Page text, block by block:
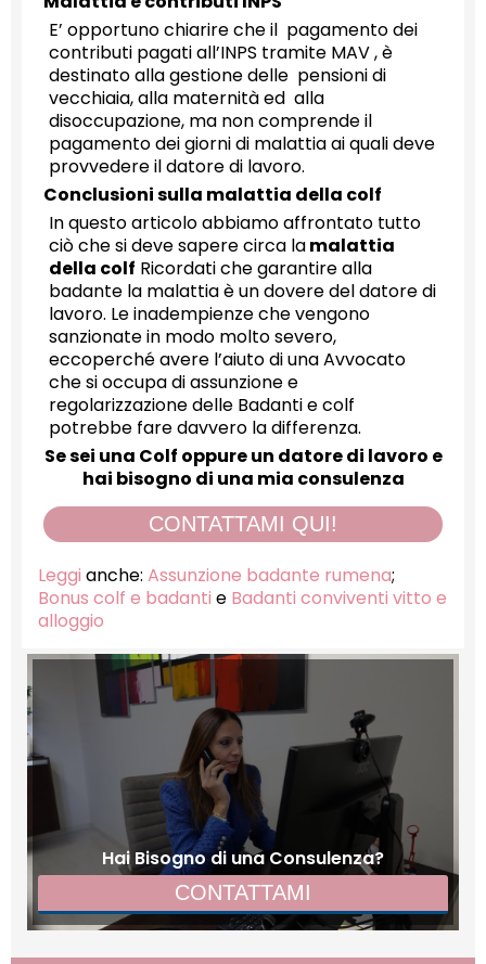
E’ opportuno chiarire che il pagamento dei
contributi pagati all’INPS tramite MAV , è
destinato alla gestione delle pensioni di
vecchiaia, alla maternità ed alla
disoccupazione, ma non comprende il
pagamento dei giorni di malattia ai quali deve
provvedere il datore di lavoro.
Conclusioni sulla malattia della colf
In questo articolo abbiamo affrontato tutto
ciò che si deve sapere circa lamalattia
della colf Ricordati che garantire alla
badante la malattia è un dovere del datore di
lavoro. Le inadempienze che vengono
sanzionate in modo molto severo,
eccoperché avere l’aiuto di una Avvocato
che si occupa di assunzione e
regolarizzazione delle Badanti e colf
potrebbe fare davvero la differenza.
Se sei una Colf oppure un datore di lavoro e
hai bisogno di una mia consulenza
CONTATTAMI QUI!
Leggi anche: Assunzione badante rumena;
Bonus colf e badanti e Badanti conviventi vitto e
alloggio
Hai Bisogno di una Consulenza?
CONTATTAMI